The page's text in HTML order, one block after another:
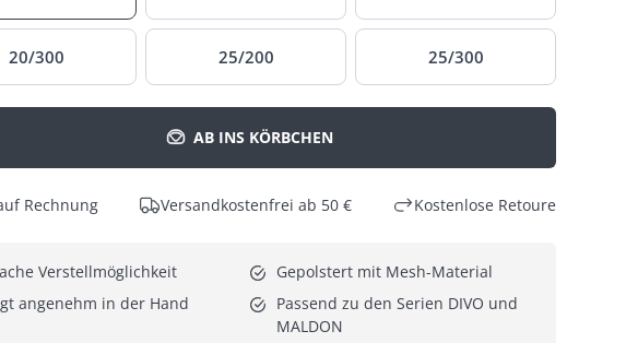
20/300 25/200 25/300
AB INS KÖRBCHEN
Rechnung Versandkostenfrei ab 50 € Kostenlose Retoure
Verstellmöglichkeit
Gepolstert mit Mesh-Material
angenehm in der Hand
Passend zu den Serien DIVO und
MALDON